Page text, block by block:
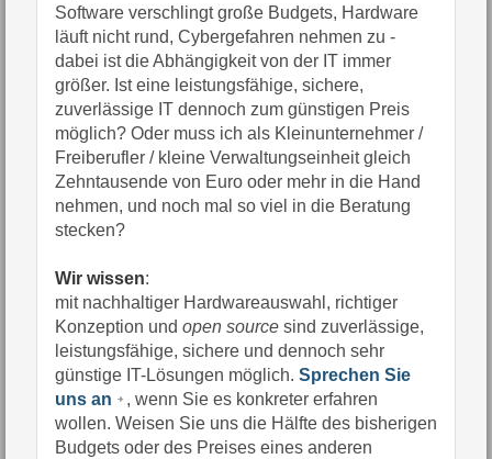
Software verschlingt große Budgets, Hardware
läuft nicht rund, Cybergefahren nehmen zu -
dabei ist die Abhängigkeit von der IT immer
größer. Ist eine leistungsfähige, sichere,
zuverlässige IT dennoch zum günstigen Preis
möglich? Oder muss ich als Kleinunternehmer /
Freiberufler / kleine Verwaltungseinheit gleich
Zehntausende von Euro oder mehr in die Hand
nehmen, und noch mal so viel in die Beratung
stecken?
Wir wissen:
mit nachhaltiger Hardwareauswahl, richtiger
Konzeption und open source sind zuverlässige,
leistungsfähige, sichere und dennoch sehr
günstige IT-Lösungen möglich. Sprechen Sie
uns an
, wenn Sie es konkreter erfahren
wollen. Weisen Sie uns die Hälfte des bisherigen
Budgets oder des Preises eines anderen